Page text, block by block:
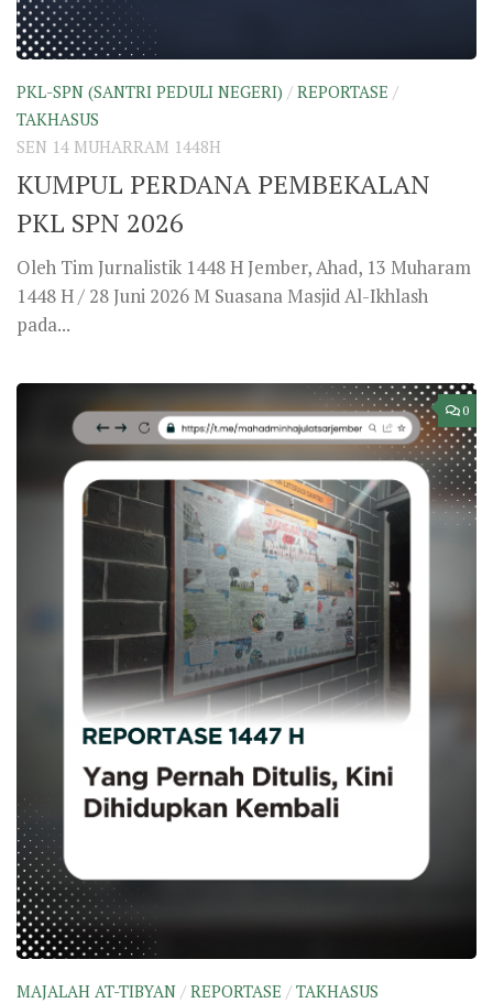
PKL-SPN (SANTRI PEDULI NEGERI) / REPORTASE /
TAKHASUS
SEN 14 MUHARRAM 1448H
KUMPUL PERDANA PEMBEKALAN
PKL SPN 2026
Oleh Tim Jurnalistik 1448 H Jember, Ahad, 13 Muharam
1448 H / 28 Juni 2026 M Suasana Masjid Al-Ikhlash
pada...
0
MAJALAH AT-TIBYAN / REPORTASE / TAKHASUS